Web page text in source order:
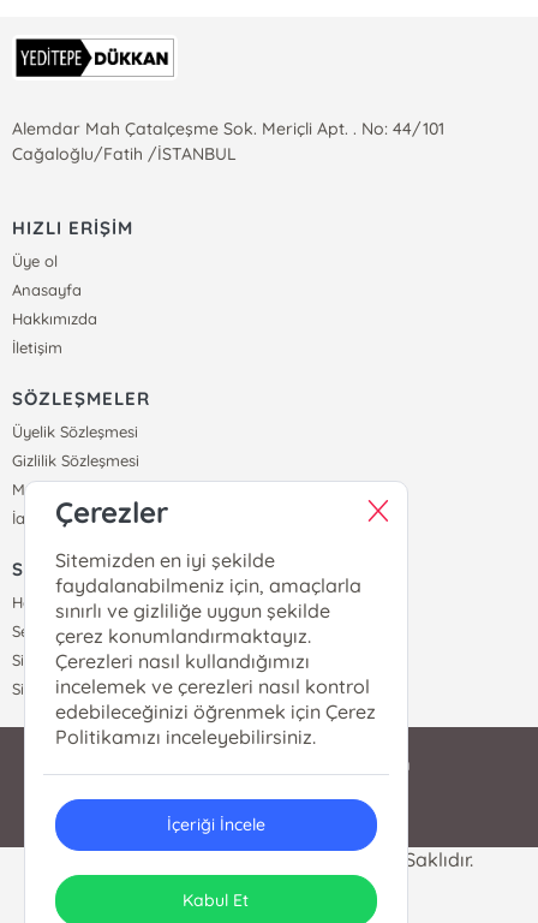
Alemdar Mah Çatalçeşme Sok. Meriçli Apt. . No: 44/101
Cağaloğlu/Fatih /İSTANBUL
HIZLI ERİŞİM
Üye ol
Anasayfa
Hakkımızda
İletişim
SÖZLEŞMELER
Üyelik Sözleşmesi
Gizlilik Sözleşmesi
Mesafeli Satış Sözleşmesi
İade ve Teslimat Koşulları
SİPARİŞ
Hesabım
Sepetim
Siparişlerim
Sipariş Takip
bilgi@yeditepedukkan.com
0212 528 9080
Yeditepe Dükkan © 2024 Tüm Hakları Saklıdır.
Tasarım & Uygulama
Çerezler
Sitemizden en iyi şekilde
faydalanabilmeniz için, amaçlarla
sınırlı ve gizliliğe uygun şekilde
çerez konumlandırmaktayız.
Çerezleri nasıl kullandığımızı
incelemek ve çerezleri nasıl kontrol
edebileceğinizi öğrenmek için Çerez
Politikamızı inceleyebilirsiniz.
İçeriği İncele
Kabul Et